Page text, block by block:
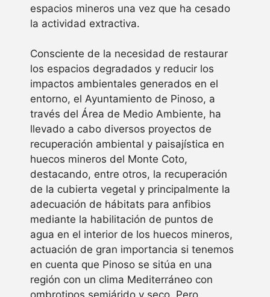
espacios mineros una vez que ha cesado
la actividad extractiva.
Consciente de la necesidad de restaurar
los espacios degradados y reducir los
impactos ambientales generados en el
entorno, el Ayuntamiento de Pinoso, a
través del Área de Medio Ambiente, ha
llevado a cabo diversos proyectos de
recuperación ambiental y paisajística en
huecos mineros del Monte Coto,
destacando, entre otros, la recuperación
de la cubierta vegetal y principalmente la
adecuación de hábitats para anfibios
mediante la habilitación de puntos de
agua en el interior de los huecos mineros,
actuación de gran importancia si tenemos
en cuenta que Pinoso se sitúa en una
región con un clima Mediterráneo con
ombrotipos semiárido y seco. Pero